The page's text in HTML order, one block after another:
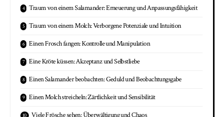
Traum von einem Salamander: Erneuerung und Anpassungsfähigkeit
Traum von einem Molch: Verborgene Potenziale und Intuition
Einen Frosch fangen: Kontrolle und Manipulation
Eine Kröte küssen: Akzeptanz und Selbstliebe
Einen Salamander beobachten: Geduld und Beobachtungsgabe
Einen Molch streicheln: Zärtlichkeit und Sensibilität
Viele Frösche sehen: Überwältigung und Chaos